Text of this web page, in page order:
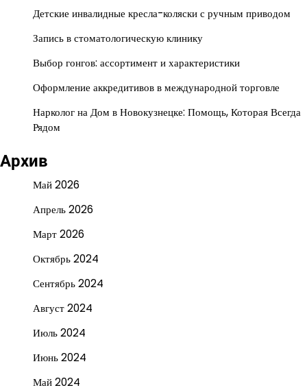
Детские инвалидные кресла-коляски с ручным приводом
Запись в стоматологическую клинику
Выбор гонгов: ассортимент и характеристики
Оформление аккредитивов в международной торговле
Нарколог на Дом в Новокузнецке: Помощь, Которая Всегда
Рядом
Архив
Май 2026
Апрель 2026
Март 2026
Октябрь 2024
Сентябрь 2024
Август 2024
Июль 2024
Июнь 2024
Май 2024